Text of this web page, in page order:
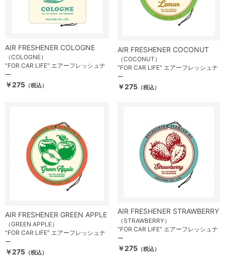
AIR FRESHENER COLOGNE
（COLOGNE）
"FOR CAR LIFE" エアーフレッシュナ
ー
￥275 （税込）
AIR FRESHENER COCONUT
（COCONUT）
"FOR CAR LIFE" エアーフレッシュナ
ー
￥275 （税込）
AIR FRESHENER GREEN APPLE
（GREEN APPLE）
"FOR CAR LIFE" エアーフレッシュナ
ー
￥275 （税込）
AIR FRESHENER STRAWBERRY
（STRAWBERRY）
"FOR CAR LIFE" エアーフレッシュナ
ー
￥275 （税込）